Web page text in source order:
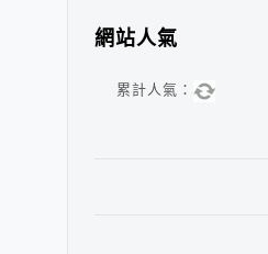
網站人氣
累計人氣：